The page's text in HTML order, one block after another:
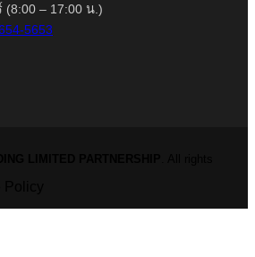
(8:00 – 17:00 น.)
5653